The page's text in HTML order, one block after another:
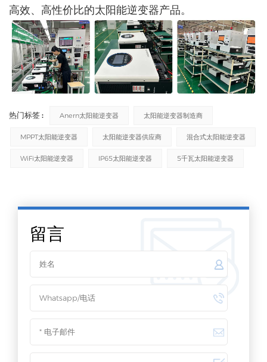
高效、高性价比的太阳能逆变器产品。
热门标签 : Anern太阳能逆变器 太阳能逆变器制造商
MPPT太阳能逆变器 太阳能逆变器供应商 混合式太阳能逆变器
WiFi太阳能逆变器 IP65太阳能逆变器 5千瓦太阳能逆变器
留言